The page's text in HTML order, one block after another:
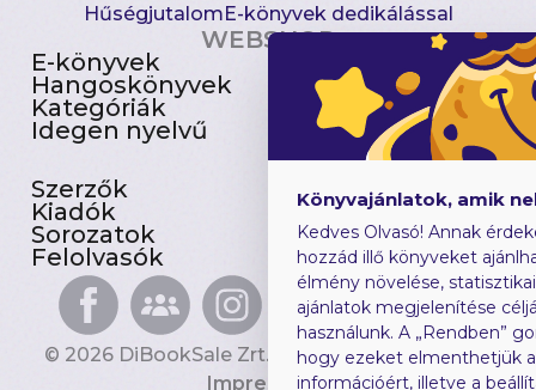
HűségjutalomE-könyvek dedikálással
WEBSHOP
E-könyvek
Hangoskönyvek
Kategóriák
Idegen nyelvű
Csomagajánlatok
Akciósak
Előjegyezhetők
Újdonságok
Szerzők
Kiadók
Sorozatok
Felolvasók
Gyerekkönyvek
Heti toplista
Ajándékutalvány
Blog
© 2026 DiBookSale Zrt. Minden jog fenntartva.
Impresszum
Könyvajánlatok, amik
Kedves Olvasó! Annak
hozzád illő könyveket
élmény növelése,
ajánlatok megjelenítése
használunk. A „Rendben”
hogy ezeket elmenthetjük
információért, illetve a